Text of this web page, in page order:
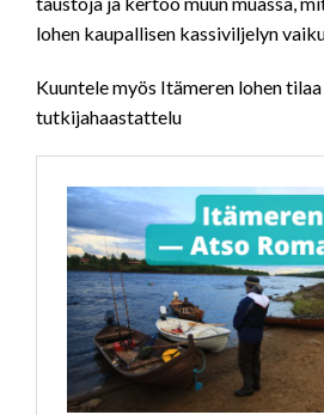
lohen kaupallisen kassiviljelyn
Kuuntele myös Itämeren lohen
tutkijahaastattelu